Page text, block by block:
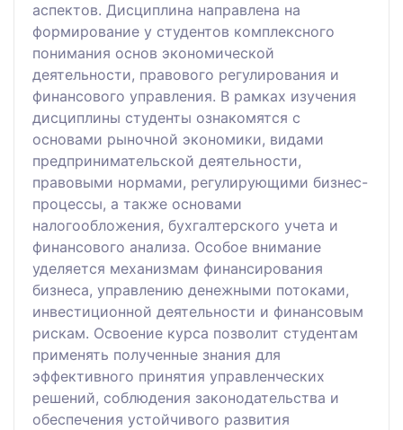
аспектов. Дисциплина направлена на
формирование у студентов комплексного
понимания основ экономической
деятельности, правового регулирования и
финансового управления. В рамках изучения
дисциплины студенты ознакомятся с
основами рыночной экономики, видами
предпринимательской деятельности,
правовыми нормами, регулирующими бизнес-
процессы, а также основами
налогообложения, бухгалтерского учета и
финансового анализа. Особое внимание
уделяется механизмам финансирования
бизнеса, управлению денежными потоками,
инвестиционной деятельности и финансовым
рискам. Освоение курса позволит студентам
применять полученные знания для
эффективного принятия управленческих
решений, соблюдения законодательства и
обеспечения устойчивого развития